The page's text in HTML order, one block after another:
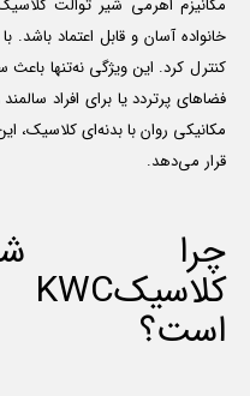
مکانیزم اهرمی شیر توالت
خانواده آسان و قابل اعتماد
کنترل کرد. این ویژگی نه‌تنها
فضاهای پرتردد یا برای افراد
مکانیکی روان با بدنه‌ای کلاسیک،
قرار می‌دهد.
چرا
کلاسیک
است؟